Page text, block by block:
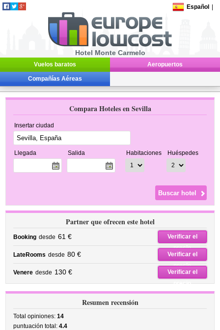
Español
Hotel Monte Carmelo
Vuelos baratos Aeropuertos
Compañías Aéreas
Compara Hoteles en Sevilla
Insertar ciudad
Llegada Salida Habitaciones Huéspedes
Partner que ofrecen este hotel
Booking desde 61 €
Verificar el
precio
LateRooms desde 80 €
Verificar el
precio
Venere desde 130 €
Verificar el
precio
Resumen recensión
Total opiniones:14
puntuación total:4.4